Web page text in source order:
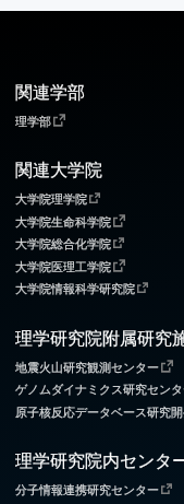
関連学部
理学部
関連大学院
大学院理学院
大学院生命科学院
大学院総合化学院
大学院医理工学院
大学院情報科学研究院
理学研究院附属研究
地震火山研究観測センター
ゲノムダイナミクス研究セン
原子核反応データベース研究
理学研究院内センタ
分子情報連携研究センター